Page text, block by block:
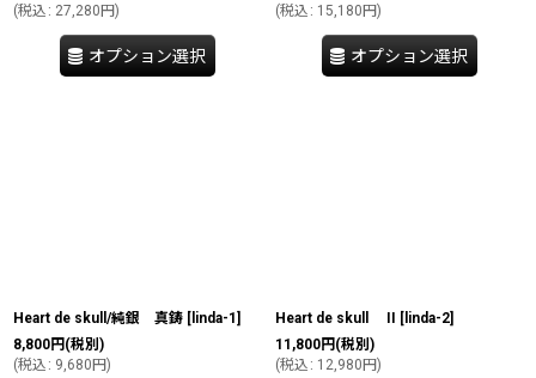
(税込 : 27,280円)
オプション選択
(税込 : 15,180円)
オプション選択
Heart de skull/純銀 真鋳 [ linda-1]
8,800円 (税別)
(税込 : 9,680円)
Heart de skull II [ linda-2]
11,800円 (税別)
(税込 : 12,980円)